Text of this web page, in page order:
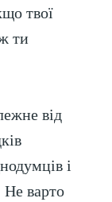
твої
ти
від
і
варто